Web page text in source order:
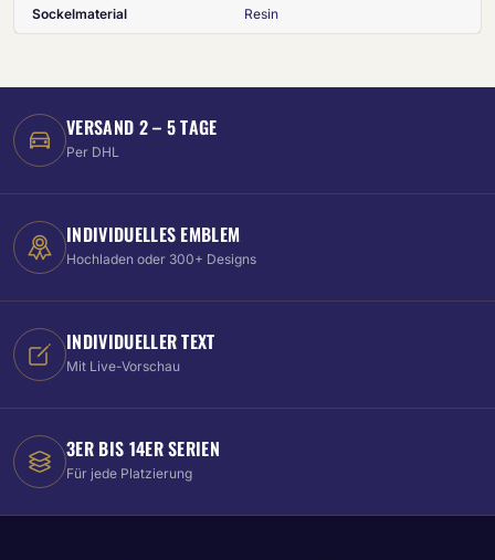
Sockelmaterial Resin
VERSAND 2 – 5 TAGE
Per DHL
INDIVIDUELLES EMBLEM
Hochladen oder 300+ Designs
INDIVIDUELLER TEXT
Mit Live-Vorschau
3ER BIS 14ER SERIEN
Für jede Platzierung